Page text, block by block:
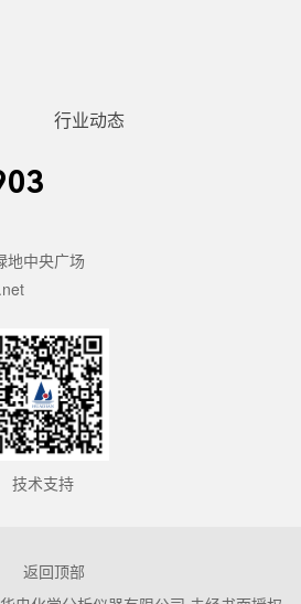
行业动态
地中央广场
技术支持
返回顶部